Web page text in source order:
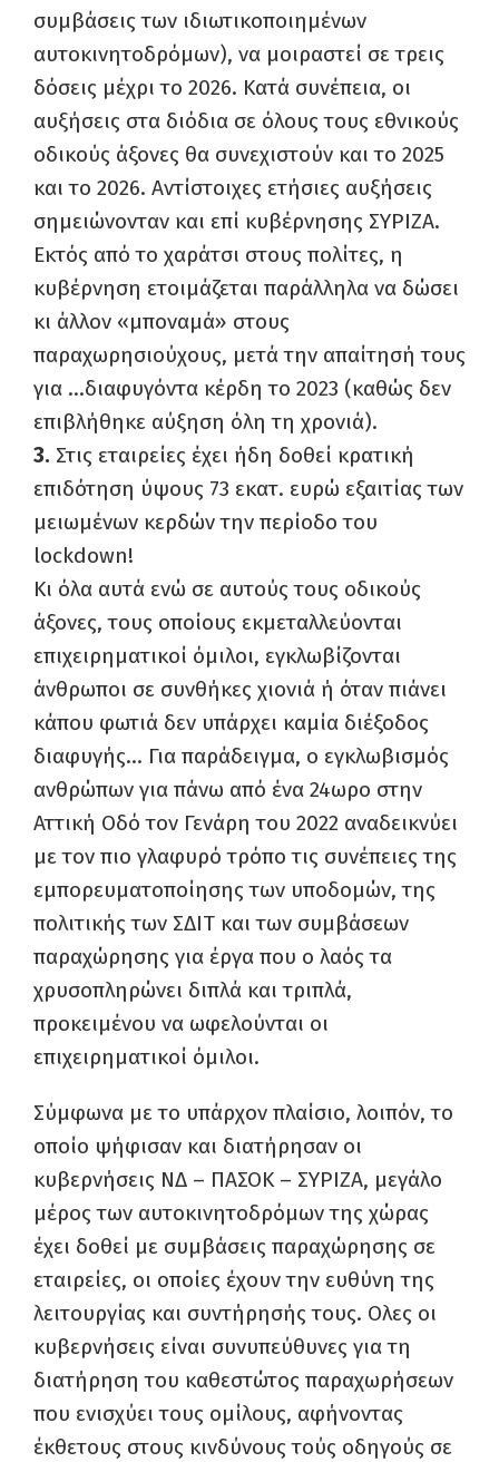
συμβάσεις των ιδιωτικοποιημένων
αυτοκινητοδρόμων), να μοιραστεί σε τρεις
δόσεις μέχρι το 2026. Κατά συνέπεια, οι
αυξήσεις στα διόδια σε όλους τους εθνικούς
οδικούς άξονες θα συνεχιστούν και το 2025
και το 2026. Αντίστοιχες ετήσιες αυξήσεις
σημειώνονταν και επί κυβέρνησης ΣΥΡΙΖΑ.
Εκτός από το χαράτσι στους πολίτες, η
κυβέρνηση ετοιμάζεται παράλληλα να δώσει
κι άλλον «μποναμά» στους
παραχωρησιούχους, μετά την απαίτησή τους
για …διαφυγόντα κέρδη το 2023 (καθώς δεν
επιβλήθηκε αύξηση όλη τη χρονιά).
3. Στις εταιρείες έχει ήδη δοθεί κρατική
επιδότηση ύψους 73 εκατ. ευρώ εξαιτίας των
μειωμένων κερδών την περίοδο του
lockdown!
Κι όλα αυτά ενώ σε αυτούς τους οδικούς
άξονες, τους οποίους εκμεταλλεύονται
επιχειρηματικοί όμιλοι, εγκλωβίζονται
άνθρωποι σε συνθήκες χιονιά ή όταν πιάνει
κάπου φωτιά δεν υπάρχει καμία διέξοδος
διαφυγής… Για παράδειγμα, ο εγκλωβισμός
ανθρώπων για πάνω από ένα 24ωρο στην
Αττική Οδό τον Γενάρη του 2022 αναδεικνύει
με τον πιο γλαφυρό τρόπο τις συνέπειες της
εμπορευματοποίησης των υποδομών, της
πολιτικής των ΣΔΙΤ και των συμβάσεων
παραχώρησης για έργα που ο λαός τα
χρυσοπληρώνει διπλά και τριπλά,
προκειμένου να ωφελούνται οι
επιχειρηματικοί όμιλοι.
Σύμφωνα με το υπάρχον πλαίσιο, λοιπόν, το
οποίο ψήφισαν και διατήρησαν οι
κυβερνήσεις ΝΔ – ΠΑΣΟΚ – ΣΥΡΙΖΑ, μεγάλο
μέρος των αυτοκινητοδρόμων της χώρας
έχει δοθεί με συμβάσεις παραχώρησης σε
εταιρείες, οι οποίες έχουν την ευθύνη της
λειτουργίας και συντήρησής τους. Ολες οι
κυβερνήσεις είναι συνυπεύθυνες για τη
διατήρηση του καθεστώτος παραχωρήσεων
που ενισχύει τους ομίλους, αφήνοντας
έκθετους στους κινδύνους τούς οδηγούς σε